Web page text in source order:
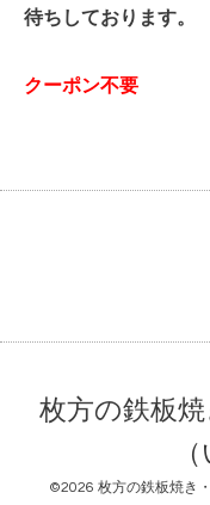
待ちしております。
クーポン不要
枚方の鉄板
©2026 枚方の鉄板焼き